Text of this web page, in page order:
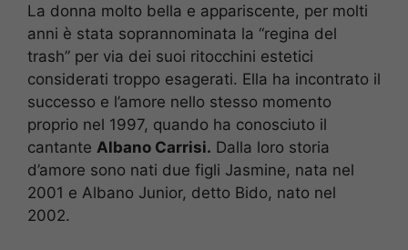
La donna molto bella e appariscente, per molti
anni è stata soprannominata la “regina del
trash” per via dei suoi ritocchini estetici
considerati troppo esagerati. Ella ha incontrato il
successo e l’amore nello stesso momento
proprio nel 1997, quando ha conosciuto il
cantante Albano Carrisi. Dalla loro storia
d’amore sono nati due figli Jasmine, nata nel
2001 e Albano Junior, detto Bido, nato nel
2002.